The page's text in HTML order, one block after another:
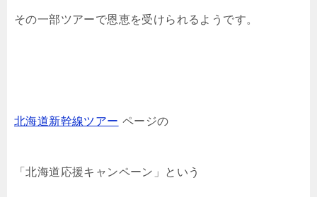
その一部ツアーで恩恵を受けられるようです。
北海道新幹線ツアー ページの
「北海道応援キャンペーン」という